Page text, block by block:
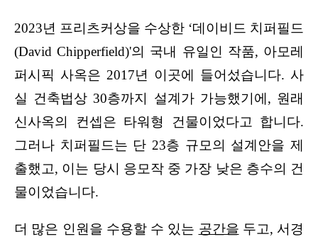
2023년 프리츠커상을 수상한 ‘데이비드 치퍼필드
(David Chipperfield)'의 국내 유일인 작품, 아모레
퍼시픽 사옥은 2017년 이곳에 들어섰습니다. 사
실 건축법상 30층까지 설계가 가능했기에, 원래
신사옥의 컨셉은 타워형 건물이었다고 합니다.
그러나 치퍼필드는 단 23층 규모의 설계안을 제
출했고, 이는 당시 응모작 중 가장 낮은 층수의 건
물이었습니다.
더 많은 인원을 수용할 수 있는 공간을 두고, 서경